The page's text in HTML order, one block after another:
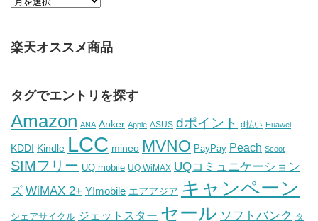
楽天オススメ商品
タグでエントリを探す
Amazon ANA Anker Apple ASUS dポイント d払い Huawei
KDDI Kindle LCC mineo MVNO PayPay Peach Scoot
SIMフリー UQ mobile UQ WiMAX UQコミュニケーション
ズ WiMAX 2+ Y!mobile エアアジア キャンペーン
シェアサイクル ジェットスター セール ソフトバンク タ